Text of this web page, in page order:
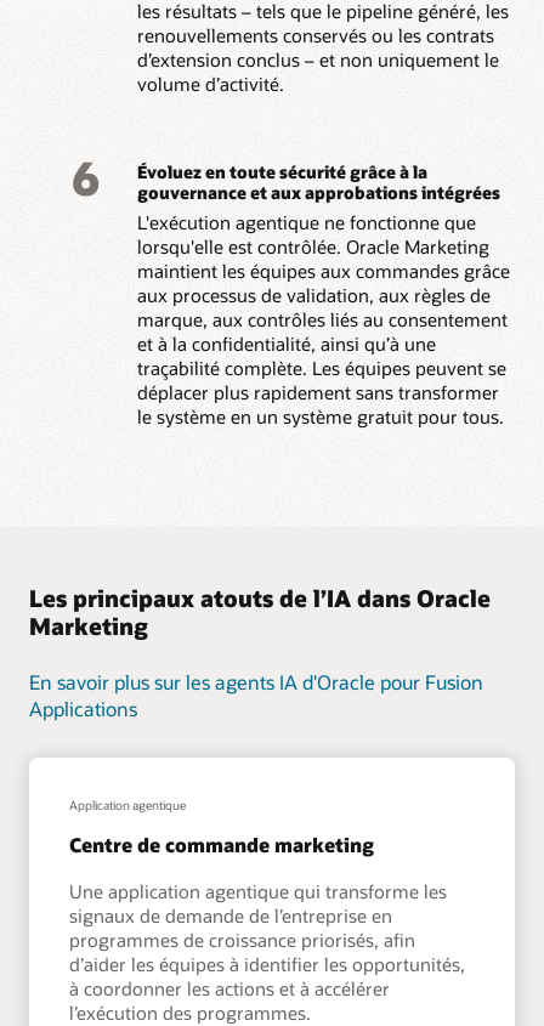
les résultats – tels que le pipeline généré, les
renouvellements conservés ou les contrats
d’extension conclus – et non uniquement le
volume d’activité.
6
Évoluez en toute sécurité grâce à la
gouvernance et aux approbations intégrées
L'exécution agentique ne fonctionne que
lorsqu'elle est contrôlée. Oracle Marketing
maintient les équipes aux commandes grâce
aux processus de validation, aux règles de
marque, aux contrôles liés au consentement
et à la confidentialité, ainsi qu’à une
traçabilité complète. Les équipes peuvent se
déplacer plus rapidement sans transformer
le système en un système gratuit pour tous.
Les principaux atouts de l’IA dans Oracle
Marketing
En savoir plus sur les agents IA d'Oracle pour Fusion
Applications
Application agentique
Centre de commande marketing
Une application agentique qui transforme les
signaux de demande de l’entreprise en
programmes de croissance priorisés, afin
d’aider les équipes à identifier les opportunités,
à coordonner les actions et à accélérer
l’exécution des programmes.